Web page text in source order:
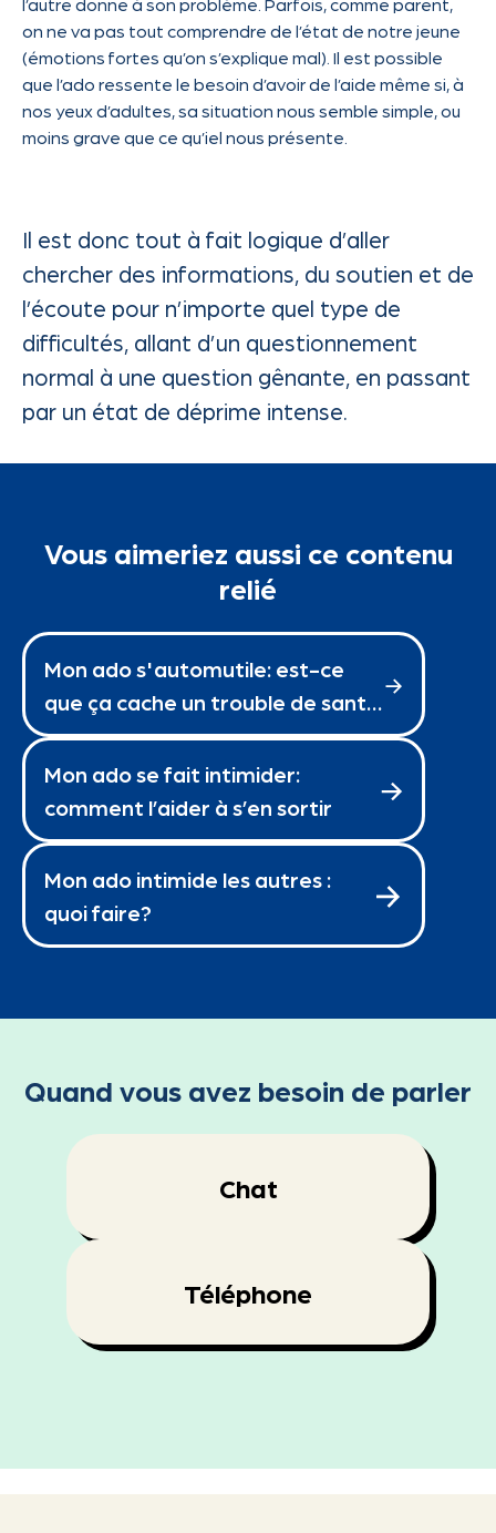
l’autre donne à son problème. Parfois, comme parent,
on ne va pas tout comprendre de l’état de notre jeune
(émotions fortes qu’on s’explique mal). Il est possible
que l’ado ressente le besoin d’avoir de l’aide même si, à
nos yeux d’adultes, sa situation nous semble simple, ou
moins grave que ce qu’iel nous présente.
Il est donc tout à fait logique d’aller
chercher des informations, du soutien et de
l’écoute pour n’importe quel type de
difficultés, allant d’un questionnement
normal à une question gênante, en passant
par un état de déprime intense.
Vous aimeriez aussi ce contenu
relié
Mon ado s'automutile: est-ce
que ça cache un trouble de santé
mentale?
Mon ado se fait intimider:
comment l’aider à s’en sortir
Mon ado intimide les autres :
quoi faire?
Quand vous avez besoin de parler
Chat
Téléphone